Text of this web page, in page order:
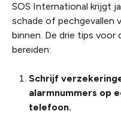
SOS International krijgt
schade of pechgevallen
binnen. De drie tips voor
bereiden:
Schrijf
alarmnummers op
telefoon.